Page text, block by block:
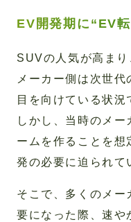
EV開発期に“EV
SUVの人気が高まり
メーカー側は次世
目を向けている状況
しかし、当時のメ
ームを作ることを想
発の必要に迫られて
そこで、多くのメ
要になった際、速